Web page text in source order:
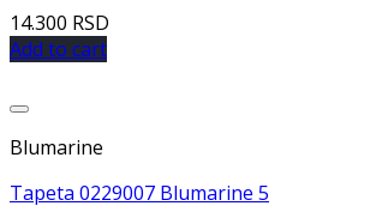
14.300 RSD
Add to cart
Blumarine
Tapeta 0229007 Blumarine 5